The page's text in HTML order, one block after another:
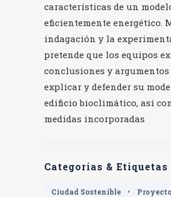
características de un
eficientemente energético.
indagación y la
pretende que los equipos
conclusiones y argumentos
explicar y defender su
edificio bioclimático, así
medidas incorporadas
Categorías & Etiquetas
Ciudad Sostenible ,